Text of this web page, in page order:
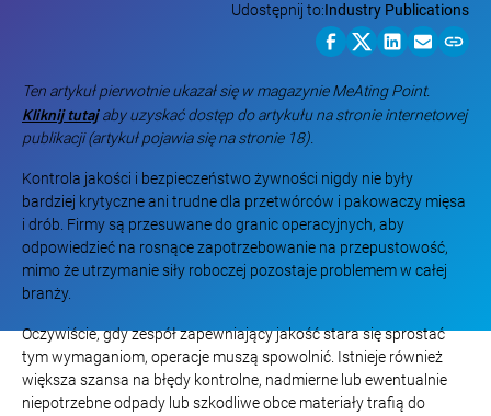
Ten artykuł pierwotnie ukazał się w magazynie MeAting Point.
Kliknij tutajaby uzyskać dostęp do artykułu na stronie internetowej
publikacji (artykuł pojawia się na stronie 18).
Kontrola jakości i bezpieczeństwo żywności nigdy nie były
bardziej krytyczne ani trudne dla przetwórców i pakowaczy mięsa
i drób. Firmy są przesuwane do granic operacyjnych, aby
odpowiedzieć na rosnące zapotrzebowanie na przepustowość,
mimo że utrzymanie siły roboczej pozostaje problemem w całej
branży.
Oczywiście, gdy zespół zapewniający jakość stara się sprostać
tym wymaganiom, operacje muszą spowolnić. Istnieje również
większa szansa na błędy kontrolne, nadmierne lub ewentualnie
niepotrzebne odpady lub szkodliwe obce materiały trafią do
Udostępnij to:Industry Publications